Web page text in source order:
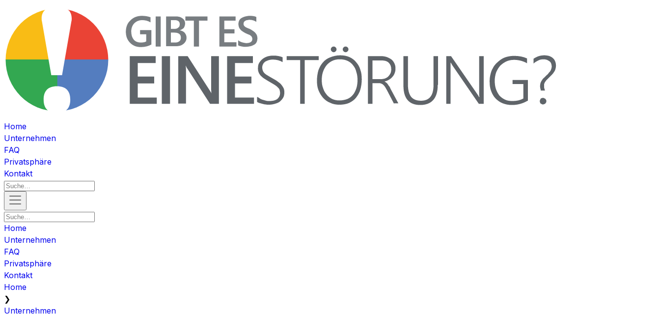
Home
Unternehmen
FAQ
Privatsphäre
Kontakt
Home
Unternehmen
FAQ
Privatsphäre
Kontakt
Home
❯
Unternehmen